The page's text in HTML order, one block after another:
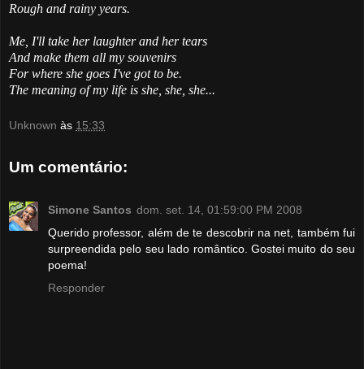
Rough and rainy years.
Me, I'll take her laughter and her tears
And make them all my souvenirs
For where she goes I've got to be.
The meaning of my life is she, she, she...
Unknown às 15:33
Um comentário:
Simone Santos dom. set. 14, 01:59:00 PM 2008
Querido professor, além de te descobrir na net, também fui
surpreendida pelo seu lado romântico. Gostei muito do seu
poema!
Responder